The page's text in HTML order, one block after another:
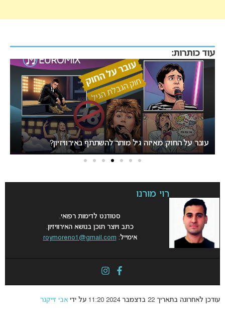
עוד כותרות:
עובר על החוק: מאיזה גיל מותר להשתתף באירוויזיון?
רוי מורנו
סטודנט לדימות רפואי.
כתב ויוצר תוכן בנושא האירוויזיון.
אימייל: roymoreno1@gmail.com
עודכן לאחרונה בתאריך 22 בדצמבר 2024 11:20 על ידי אבי זייקנר